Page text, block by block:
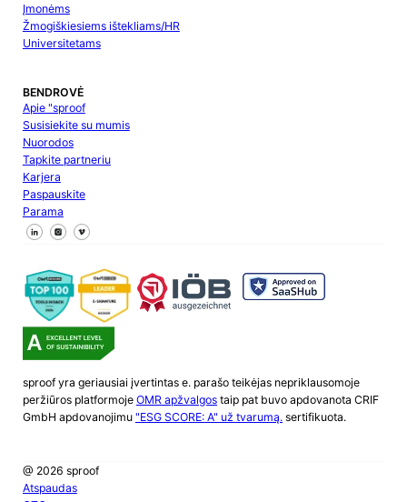
Įmonėms
Žmogiškiesiems ištekliams/HR
Universitetams
BENDROVĖ
Apie "sproof
Susisiekite su mumis
Nuorodos
Tapkite partneriu
Karjera
Paspauskite
Parama
Sekite mus "Facebook
Sekite mus X
Sekite mus "LinkedIn
sproof yra geriausiai įvertintas e. parašo teikėjas nepriklausomoje
peržiūros platformoje OMR apžvalgostaip pat buvo apdovanota CRIF
GmbH apdovanojimu "ESG SCORE: A" už tvarumą.sertifikuota.
@ 2026 sproof
Atspaudas